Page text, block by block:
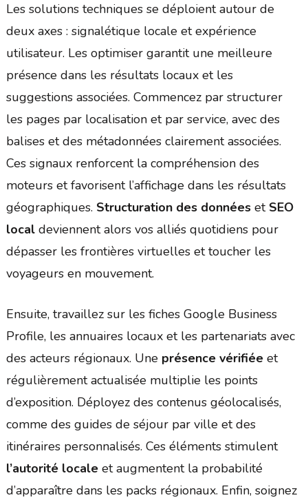
Les solutions techniques se déploient autour de
deux axes : signalétique locale et expérience
utilisateur. Les optimiser garantit une meilleure
présence dans les résultats locaux et les
suggestions associées. Commencez par structurer
les pages par localisation et par service, avec des
balises et des métadonnées clairement associées.
Ces signaux renforcent la compréhension des
moteurs et favorisent l’affichage dans les résultats
géographiques. Structuration des donnéeset SEO
localdeviennent alors vos alliés quotidiens pour
dépasser les frontières virtuelles et toucher les
voyageurs en mouvement.
Ensuite, travaillez sur les fiches Google Business
Profile, les annuaires locaux et les partenariats avec
des acteurs régionaux. Une présence vérifiéeet
régulièrement actualisée multiplie les points
d’exposition. Déployez des contenus géolocalisés,
comme des guides de séjour par ville et des
itinéraires personnalisés. Ces éléments stimulent
l’autorité localeet augmentent la probabilité
d’apparaître dans les packs régionaux. Enfin, soignez